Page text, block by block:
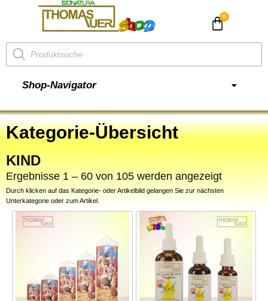
Shop-Navigator
Kategorie-Übersicht
KIND
Ergebnisse 1 – 60 von 105 werden angezeigt
Durch klicken auf das Kategorie- oder Artikelbild gelangen Sie zur nächsten
Unterkategorie oder zum Artikel.